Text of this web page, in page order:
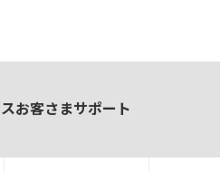
お客さまサポート